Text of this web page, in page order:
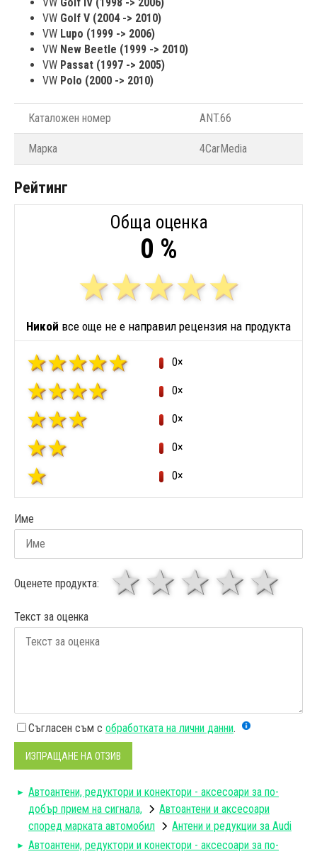
VW Golf V (2004 -> 2010)
VW Lupo (1999 -> 2006)
VW New Beetle (1999 -> 2010)
VW Passat (1997 -> 2005)
VW Polo (2000 -> 2010)
Каталожен номер ANT.66
Марка 4CarMedia
Рейтинг
Обща оценка
0 %
Никой все още не е направил рецензия на продукта
0×
0×
0×
0×
0×
Име
Оценете продукта: 4
3
звезди
1 звезда
Текст за оценка
Съгласен съм с обработката на лични данни.
ИЗПРАЩАНЕ НА ОТЗИВ
Автоантени, редуктори и конектори - аксесоари за по-
добър прием на сигнала,
Автоантени и аксесоари
според марката автомобил
Антени и редукции за Audi
Автоантени, редуктори и конектори - аксесоари за по-